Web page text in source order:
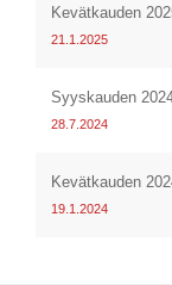
Kevätkauden
21.1.2025
Syyskauden
28.7.2024
Kevätkauden
19.1.2024